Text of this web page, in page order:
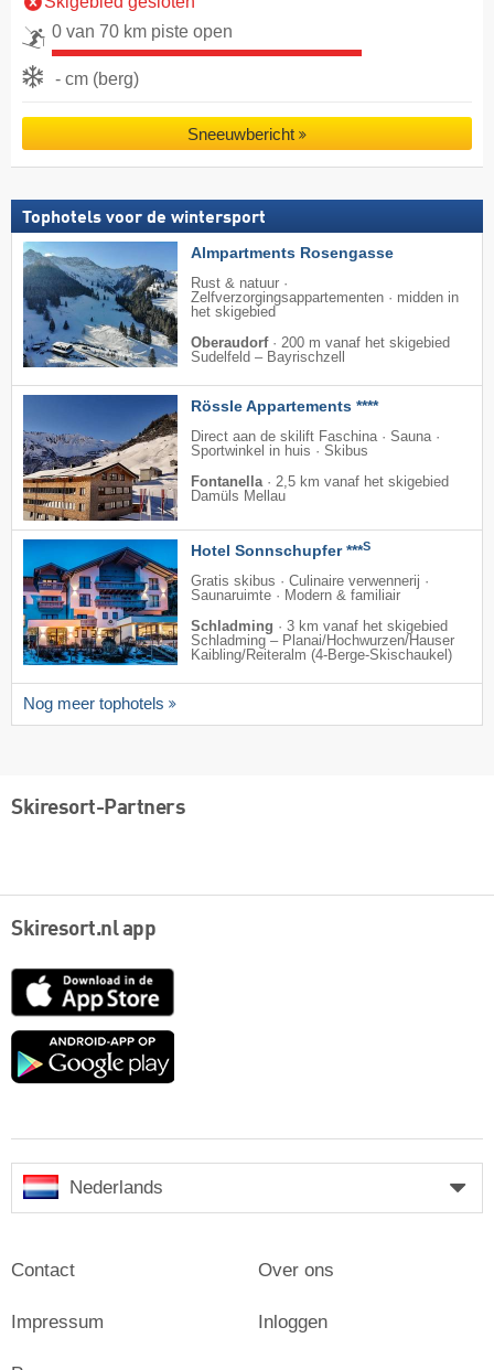
0 van 70 km piste open
- cm (berg)
Sneeuwbericht
Tophotels voor de wintersport
Almpartments Rosengasse
Rust & natuur ·
Zelfverzorgingsappartementen · midden in
het skigebied
Oberaudorf· 200 m vanaf het skigebied
Sudelfeld – Bayrischzell
Rössle Appartements ****
Direct aan de skilift Faschina · Sauna ·
Sportwinkel in huis · Skibus
Fontanella · 2,5 km vanaf het skigebied
Damüls Mellau
Hotel Sonnschupfer ***S
Gratis skibus · Culinaire verwennerij ·
Saunaruimte · Modern & familiair
Schladming · 3 km vanaf het skigebied
Schladming – Planai/​Hochwurzen/​Hauser
Kaibling/​Reiteralm (4-Berge-Skischaukel)
Nog meer tophotels
Skiresort-Partners
Skiresort.nl app
App
Google
Nederlands
Contact
Impressum
Over ons
Inloggen